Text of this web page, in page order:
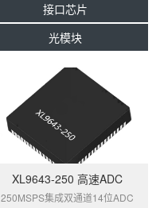
接口芯片
光模块
XL9643-250 高速ADC
250MSPS集成双通道14位ADC